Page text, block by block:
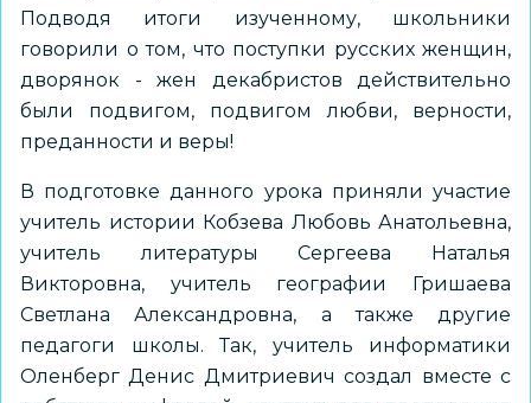
Подводя итоги изученному, школьники
говорили о том, что поступки русских женщин,
дворянок - жен декабристов действительно
были подвигом, подвигом любви, верности,
преданности и веры!
В подготовке данного урока приняли участие
учитель истории Кобзева Любовь Анатольевна,
учитель литературы Сергеева Наталья
Викторовна, учитель географии Гришаева
Светлана Александровна, а также другие
педагоги школы. Так, учитель информатики
Оленберг Денис Дмитриевич создал вместе с